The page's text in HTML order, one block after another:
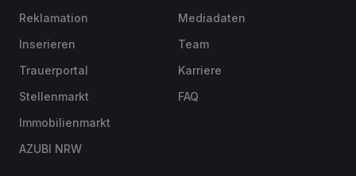
Reklamation
Inserieren
Trauerportal
Stellenmarkt
Immobilienmarkt
AZUBI NRW
Mediadaten
Team
Karriere
FAQ